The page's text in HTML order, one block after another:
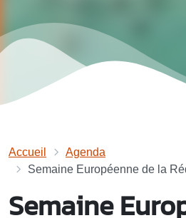
Accueil
Agenda
Semaine Européenne de la
Semaine